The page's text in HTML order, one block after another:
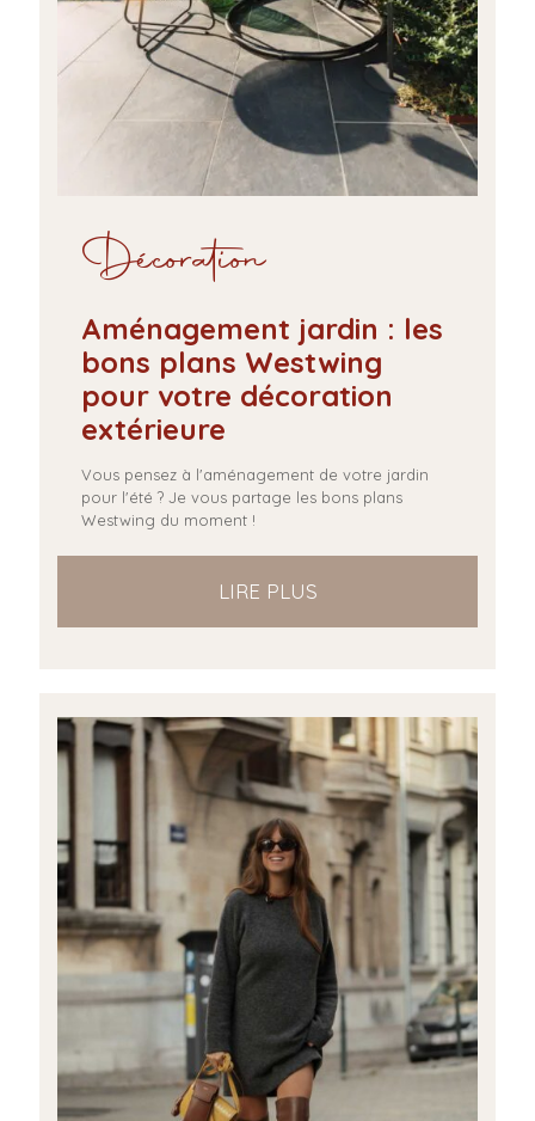
Décoration
Aménagement jardin : les
bons plans Westwing
pour votre décoration
extérieure
Vous pensez à l'aménagement de votre jardin
pour l'été ? Je vous partage les bons plans
Westwing du moment !
LIRE PLUS